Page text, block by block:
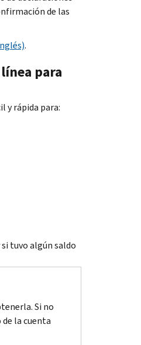
de las
.
para
y rápida para:
tuvo algún saldo
Si no
la cuenta